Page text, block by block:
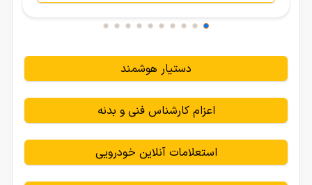
دستیار هوشمند
اعزام کارشناس فنی و بدنه
استعلامات آنلاین خودرویی